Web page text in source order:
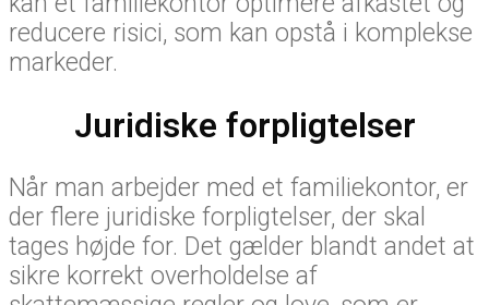
reducere risici, som kan opstå i komplekse
markeder.
Juridiske forpligtelser
Når man arbejder med et familiekontor, er
der flere juridiske forpligtelser, der skal
tages højde for. Det gælder blandt andet at
sikre korrekt overholdelse af